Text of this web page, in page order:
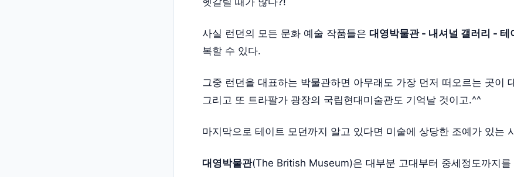
사실 런던의 모든 문화 예술 작품들은 대영박물관 - 내셔널 갤러리 - 테
복할 수 있다.
그중 런던을 대표하는 박물관하면 아무래도 가장 먼저 떠오르는 곳이
그리고 또 트라팔가 광장의 국립현대미술관도 기억날 것이고.^^
마지막으로 테이트 모던까지 알고 있다면 미술에 상당한 조예가 있는
대영박물관(The British Museum)은 대부분 고대부터 중세정도까지를